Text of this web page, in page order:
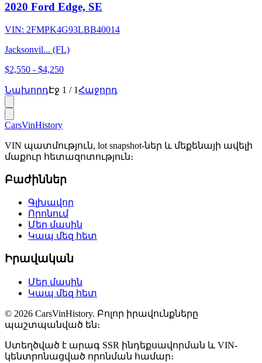
2020 Ford Edge, SE
VIN: 2FMPK4G93LBB40014
Jacksonvil... (FL)
$2,550 - $4,250
ՆախորդԷջ 1 / 1Հաջորդ
CarsVinHistory
VIN պատմություն, lot snapshot-ներ և մեքենայի ավելի
մաքուր հետազոտություն։
Բաժիններ
Գլխավոր
Որոնում
Մեր մասին
Կապ մեզ հետ
Իրավական
Մեր մասին
Կապ մեզ հետ
© 2026 CarsVinHistory. Բոլոր իրավունքները
պաշտպանված են։
Ստեղծված է արագ SSR ինդեքսավորման և VIN-
կենտրոնացված որոնման համար։